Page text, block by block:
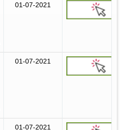
01-07-2021
01-07-2021
01-07-2021